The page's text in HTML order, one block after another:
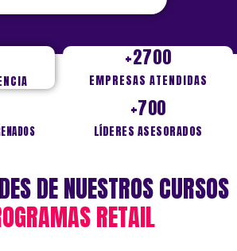
+2700
EMPRESAS ATENDIDAS
+700
LÍDERES ASESORADOS
DE NUESTROS CURSOS
RETAIL